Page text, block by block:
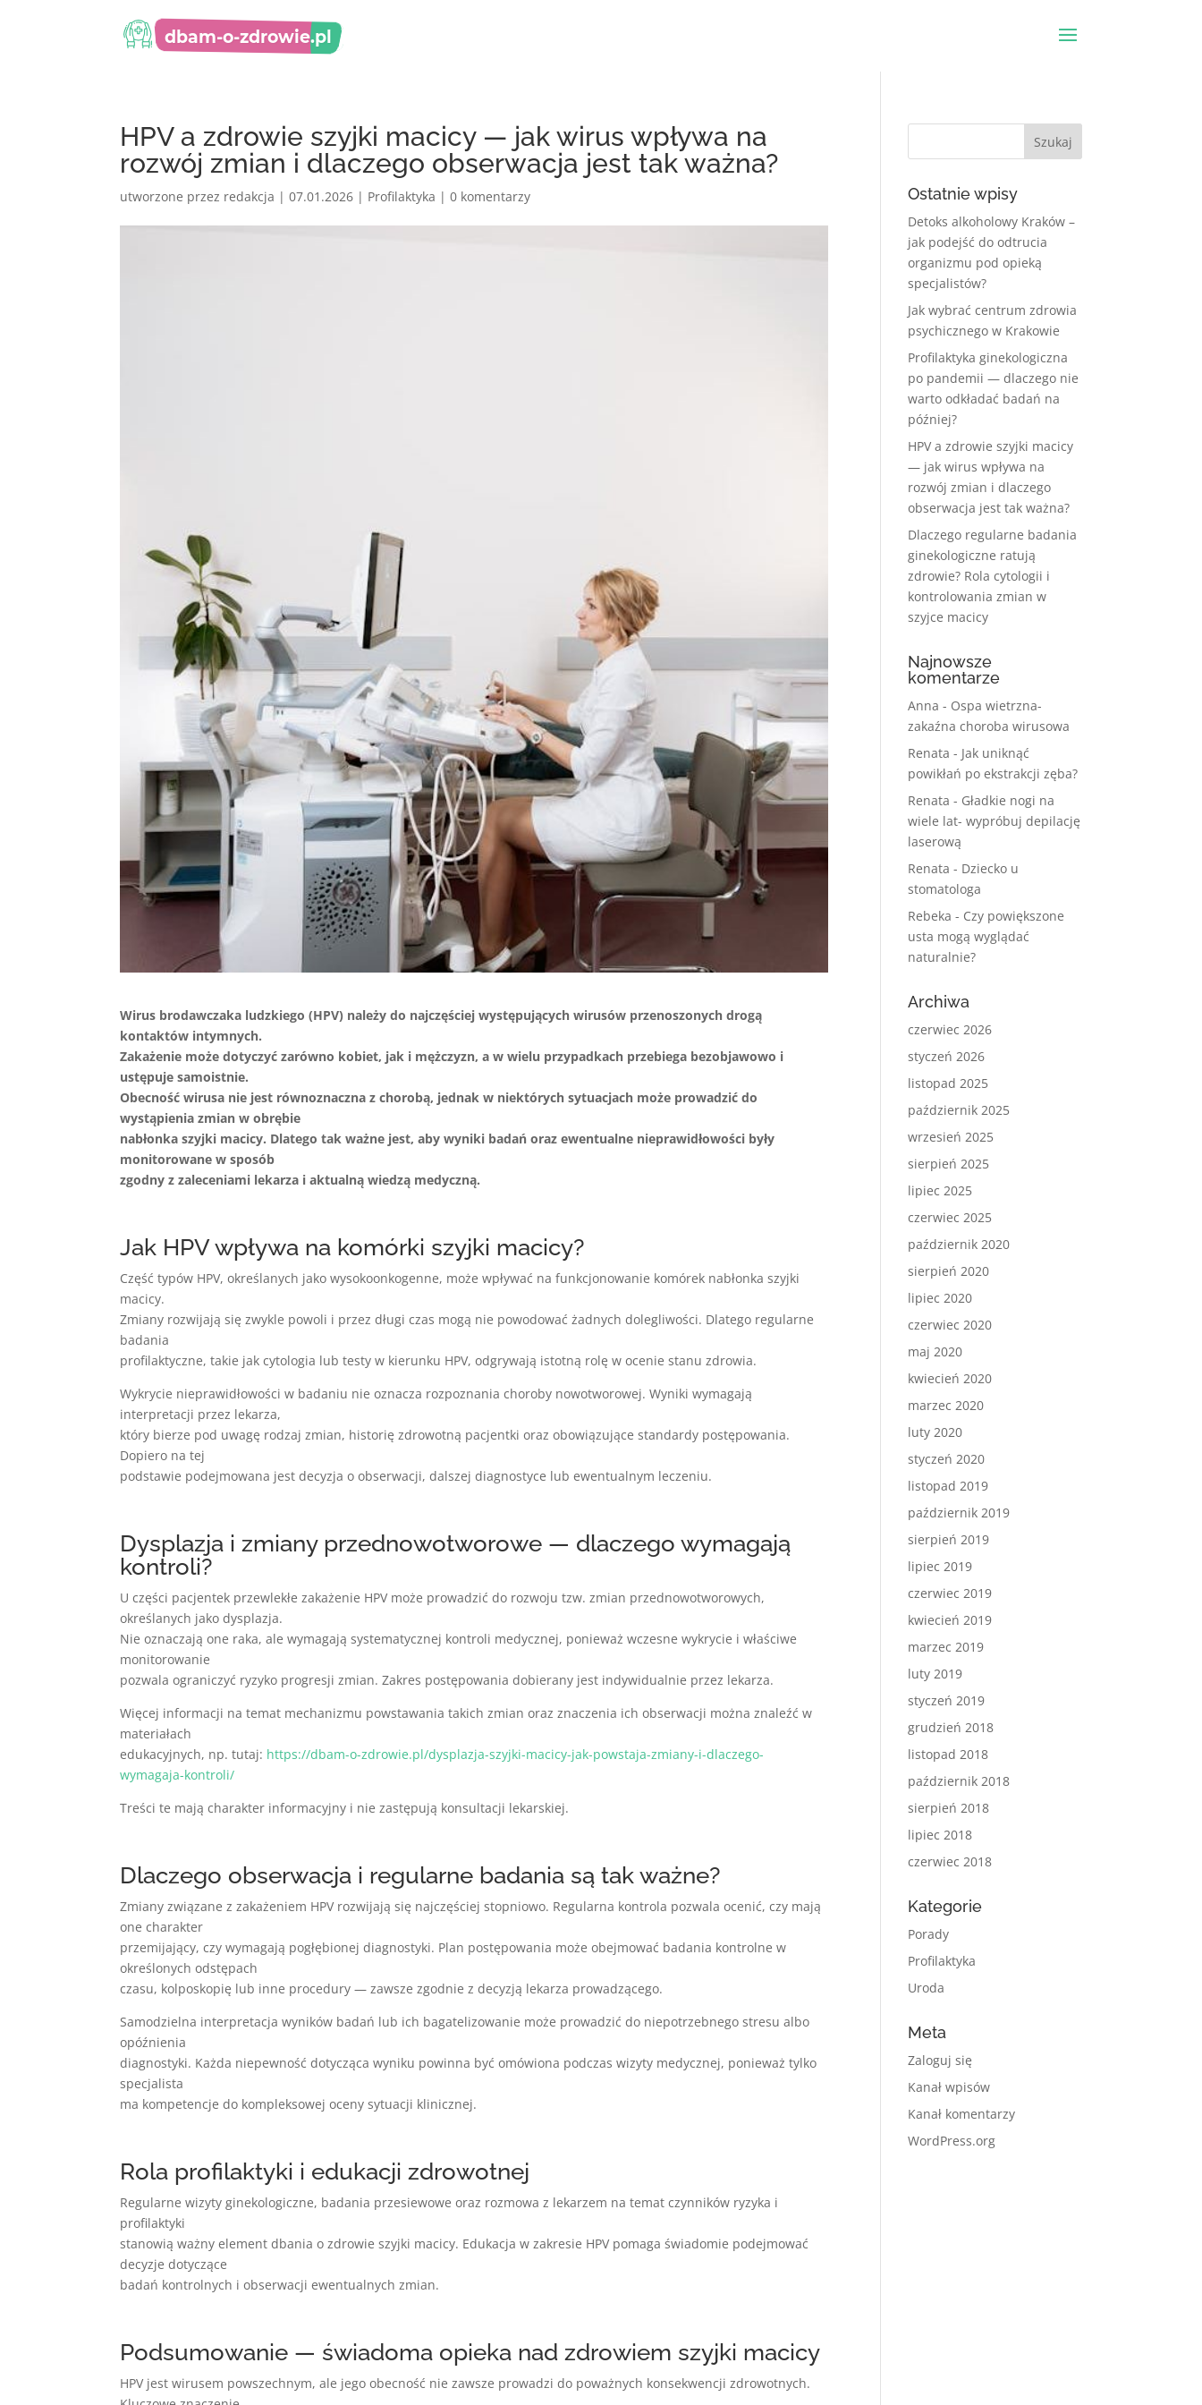
HPV a zdrowie szyjki macicy — jak wirus wpływa na
rozwój zmian i dlaczego obserwacja jest tak ważna?
utworzone przez redakcja |07.01.2026 | Profilaktyka |0 komentarzy
Wirus brodawczaka ludzkiego (HPV) należy do najczęściej występujących wirusów przenoszonych drogą
kontaktów intymnych.
Zakażenie może dotyczyć zarówno kobiet, jak i mężczyzn, a w wielu przypadkach przebiega bezobjawowo i
ustępuje samoistnie.
Obecność wirusa nie jest równoznaczna z chorobą, jednak w niektórych sytuacjach może prowadzić do
wystąpienia zmian w obrębie
nabłonka szyjki macicy. Dlatego tak ważne jest, aby wyniki badań oraz ewentualne nieprawidłowości były
monitorowane w sposób
zgodny z zaleceniami lekarza i aktualną wiedzą medyczną.
Jak HPV wpływa na komórki szyjki macicy?
Część typów HPV, określanych jako wysokoonkogenne, może wpływać na funkcjonowanie komórek nabłonka szyjki
macicy.
Zmiany rozwijają się zwykle powoli i przez długi czas mogą nie powodować żadnych dolegliwości. Dlatego regularne
badania
profilaktyczne, takie jak cytologia lub testy w kierunku HPV, odgrywają istotną rolę w ocenie stanu zdrowia.
Wykrycie nieprawidłowości w badaniu nie oznacza rozpoznania choroby nowotworowej. Wyniki wymagają
interpretacji przez lekarza,
który bierze pod uwagę rodzaj zmian, historię zdrowotną pacjentki oraz obowiązujące standardy postępowania.
Dopiero na tej
podstawie podejmowana jest decyzja o obserwacji, dalszej diagnostyce lub ewentualnym leczeniu.
Dysplazja i zmiany przednowotworowe — dlaczego wymagają
kontroli?
U części pacjentek przewlekłe zakażenie HPV może prowadzić do rozwoju tzw. zmian przednowotworowych,
określanych jako dysplazja.
Nie oznaczają one raka, ale wymagają systematycznej kontroli medycznej, ponieważ wczesne wykrycie i właściwe
monitorowanie
pozwala ograniczyć ryzyko progresji zmian. Zakres postępowania dobierany jest indywidualnie przez lekarza.
Więcej informacji na temat mechanizmu powstawania takich zmian oraz znaczenia ich obserwacji można znaleźć w
materiałach
edukacyjnych, np. tutaj: https://dbam-o-zdrowie.pl/dysplazja-szyjki-macicy-jak-powstaja-zmiany-i-dlaczego-
wymagaja-kontroli/
Treści te mają charakter informacyjny i nie zastępują konsultacji lekarskiej.
Dlaczego obserwacja i regularne badania są tak ważne?
Zmiany związane z zakażeniem HPV rozwijają się najczęściej stopniowo. Regularna kontrola pozwala ocenić, czy mają
one charakter
przemijający, czy wymagają pogłębionej diagnostyki. Plan postępowania może obejmować badania kontrolne w
określonych odstępach
czasu, kolposkopię lub inne procedury — zawsze zgodnie z decyzją lekarza prowadzącego.
Samodzielna interpretacja wyników badań lub ich bagatelizowanie może prowadzić do niepotrzebnego stresu albo
opóźnienia
diagnostyki. Każda niepewność dotycząca wyniku powinna być omówiona podczas wizyty medycznej, ponieważ tylko
specjalista
ma kompetencje do kompleksowej oceny sytuacji klinicznej.
Rola profilaktyki i edukacji zdrowotnej
Regularne wizyty ginekologiczne, badania przesiewowe oraz rozmowa z lekarzem na temat czynników ryzyka i
profilaktyki
stanowią ważny element dbania o zdrowie szyjki macicy. Edukacja w zakresie HPV pomaga świadomie podejmować
decyzje dotyczące
badań kontrolnych i obserwacji ewentualnych zmian.
Podsumowanie — świadoma opieka nad zdrowiem szyjki macicy
HPV jest wirusem powszechnym, ale jego obecność nie zawsze prowadzi do poważnych konsekwencji zdrowotnych.
Ostatnie wpisy
Detoks alkoholowy Kraków –
jak podejść do odtrucia
organizmu pod opieką
specjalistów?
Jak wybrać centrum zdrowia
psychicznego w Krakowie
Profilaktyka ginekologiczna
po pandemii — dlaczego nie
warto odkładać badań na
później?
HPV a zdrowie szyjki macicy
— jak wirus wpływa na
rozwój zmian i dlaczego
obserwacja jest tak ważna?
Dlaczego regularne badania
ginekologiczne ratują
zdrowie? Rola cytologii i
kontrolowania zmian w
szyjce macicy
Najnowsze
komentarze
Anna - Ospa wietrzna-
zakaźna choroba wirusowa
Renata - Jak uniknąć
powikłań po ekstrakcji zęba?
Renata - Gładkie nogi na
wiele lat- wypróbuj depilację
laserową
Renata - Dziecko u
stomatologa
Rebeka - Czy powiększone
usta mogą wyglądać
naturalnie?
Archiwa
czerwiec 2026
styczeń 2026
listopad 2025
październik 2025
wrzesień 2025
sierpień 2025
lipiec 2025
czerwiec 2025
październik 2020
sierpień 2020
lipiec 2020
czerwiec 2020
maj 2020
kwiecień 2020
marzec 2020
luty 2020
styczeń 2020
listopad 2019
październik 2019
sierpień 2019
lipiec 2019
czerwiec 2019
kwiecień 2019
marzec 2019
luty 2019
styczeń 2019
grudzień 2018
listopad 2018
październik 2018
sierpień 2018
lipiec 2018
czerwiec 2018
Kategorie
Porady
Profilaktyka
Uroda
Meta
Zaloguj się
Kanał wpisów
Kanał komentarzy
WordPress.org